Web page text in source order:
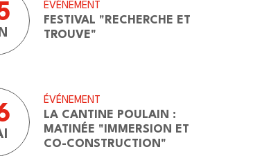
VAL DE LOIRE SIGNE UN ACCORD-
ÉVÉNEMENT
FESTIVAL "RECHERCHE ET
TROUVE"
ÉVÉNEMENT
LA CANTINE POULAIN :
MATINÉE "IMMERSION ET
CO-CONSTRUCTION"